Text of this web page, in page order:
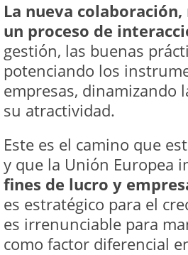
La nueva
un proceso de
gestión, las buenas
potenciando los
empresas, dinamizando
su atractividad.
Este es el camino que
y que la Unión Europea
fines de lucro y
es estratégico para el
es irrenunciable para
como factor diferencial